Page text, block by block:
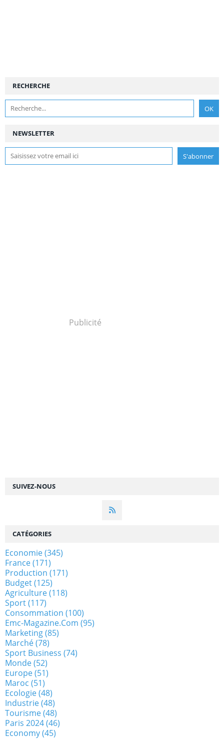
NEWSLETTER
SUIVEZ-NOUS
RECHERCHE
Publicité
CATÉGORIES
Economie(345)
France(171)
Production (171)
Budget(125)
Agriculture(118)
Sport(117)
Consommation (100)
Emc-Magazine.com (95)
Marketing(85)
Marché(78)
Sport Business (74)
Monde(52)
Europe(51)
Maroc (51)
Ecologie(48)
Industrie(48)
Tourisme(48)
Paris 2024(46)
Economy(45)